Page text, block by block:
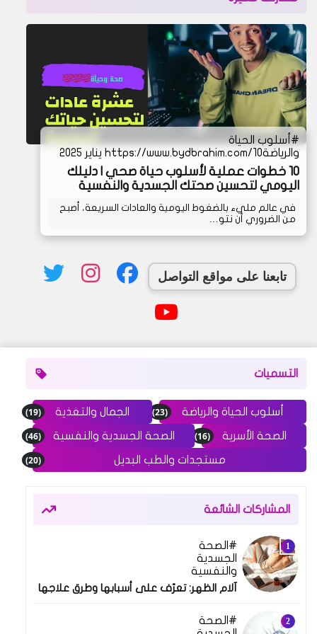
أسلوب الحياة
والرياضةhttps://www.bydbrahim.com/10 يناير 2025
10 خطوات عملية لأسلوب حياة صحي | دليلك
اليومي لتحسين صحتك الجسدية والنفسية
في عالم مليء بالضغوط اليومية والعادات السريعة، أصبح
من الضروري أن نتو…
تابعنا على مواقع التواصل
التسميات
أسلوب الحياة والرياضة (23) الجمال والتغذية (19)
الصحة الأسرية (16) الصحة الجسدية والنفسية (46)
مستجدات والطب البديل (20)
المشاركات الشائعة
الصحة
الجسدية
والنفسية
آلام الظهر: تعرّف على أسبابها وطرق علاجها
الصحة